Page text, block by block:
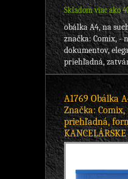
Skladom viac ako
obálka A4, na
značka: Comix, -
dokumentov,
priehľadná,
A1769 Obálka
Značka:
priehľadná,